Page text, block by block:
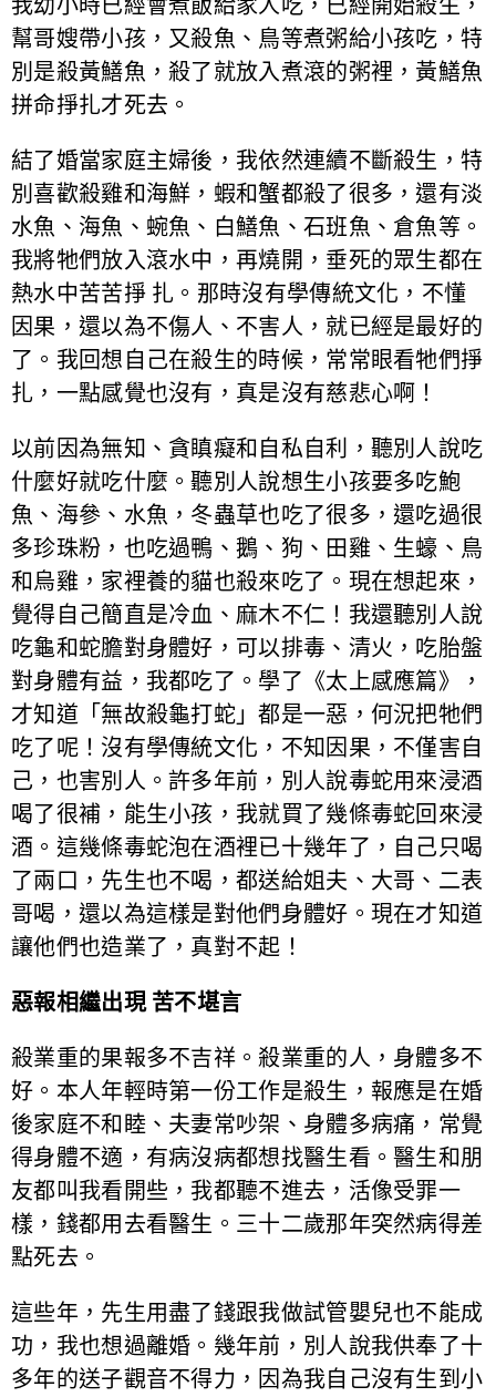
我幼小時已經會煮飯給家人吃，已經開始殺生，
幫哥嫂帶小孩，又殺魚、鳥等煮粥給小孩吃，特
別是殺黃鱔魚，殺了就放入煮滾的粥裡，黃鱔魚
拼命掙扎才死去。
結了婚當家庭主婦後，我依然連續不斷殺生，特
別喜歡殺雞和海鮮，蝦和蟹都殺了很多，還有淡
水魚、海魚、蜿魚、白鱔魚、石班魚、倉魚等。
我將牠們放入滾水中，再燒開，垂死的眾生都在
熱水中苦苦掙 扎。那時沒有學傳統文化，不懂
因果，還以為不傷人、不害人，就已經是最好的
了。我回想自己在殺生的時候，常常眼看牠們掙
扎，一點感覺也沒有，真是沒有慈悲心啊！
以前因為無知、貪瞋癡和自私自利，聽別人說吃
什麼好就吃什麼。聽別人說想生小孩要多吃鮑
魚、海參、水魚，冬蟲草也吃了很多，還吃過很
多珍珠粉，也吃過鴨、鵝、狗、田雞、生蠔、鳥
和烏雞，家裡養的貓也殺來吃了。現在想起來，
覺得自己簡直是冷血、麻木不仁！我還聽別人說
吃龜和蛇膽對身體好，可以排毒、清火，吃胎盤
對身體有益，我都吃了。學了《太上感應篇》，
才知道「無故殺龜打蛇」都是一惡，何況把牠們
吃了呢！沒有學傳統文化，不知因果，不僅害自
己，也害別人。許多年前，別人說毒蛇用來浸酒
喝了很補，能生小孩，我就買了幾條毒蛇回來浸
酒。這幾條毒蛇泡在酒裡已十幾年了，自己只喝
了兩口，先生也不喝，都送給姐夫、大哥、二表
哥喝，還以為這樣是對他們身體好。現在才知道
讓他們也造業了，真對不起！
惡報相繼出現 苦不堪言
殺業重的果報多不吉祥。殺業重的人，身體多不
好。本人年輕時第一份工作是殺生，報應是在婚
後家庭不和睦、夫妻常吵架、身體多病痛，常覺
得身體不適，有病沒病都想找醫生看。醫生和朋
友都叫我看開些，我都聽不進去，活像受罪一
樣，錢都用去看醫生。三十二歲那年突然病得差
點死去。
這些年，先生用盡了錢跟我做試管嬰兒也不能成
功，我也想過離婚。幾年前，別人說我供奉了十
多年的送子觀音不得力，因為我自己沒有生到小